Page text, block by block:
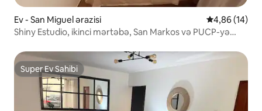
Ev - San Miguel ərazisi Ortalama
4,86 (14)
Shiny Estudio, ikinci mərtəbə, San Markos və PUCP-yə
Super Ev Sahibi
Super Ev Sahibi